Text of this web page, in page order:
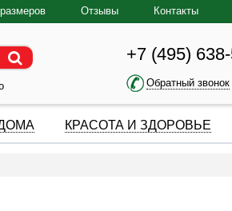
Отзывы Контакты
+7 (495)
Обратный звонок
КРАСОТА И ЗДОРОВЬЕ